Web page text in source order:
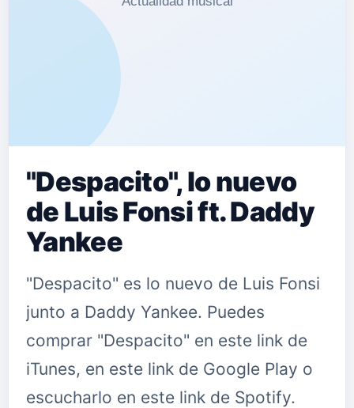
"Despacito", lo nuevo
de Luis Fonsi ft. Daddy
Yankee
"Despacito" es lo nuevo de Luis Fonsi
junto a Daddy Yankee. Puedes
comprar "Despacito" en este link de
iTunes, en este link de Google Play o
escucharlo en este link de Spotify.